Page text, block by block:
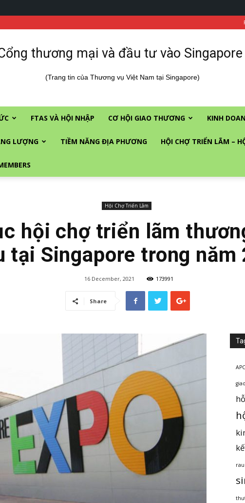
thương mại và đầu tư vào Singapore
(Trang tin của Thương vụ Việt Nam tại Singapore)
FTAS VÀ HỘI NHẬP CƠ HỘI GIAO THƯƠNG KINH
LƯỢNG TIỀM NĂNG ĐỊA PHƯƠNG HỘI CHỢ TRIỂN LÃM –
Hội Chợ Triển Lãm
hội chợ triển lãm
tại Singapore trong năm
16 December, 2021 173991
Share
APC